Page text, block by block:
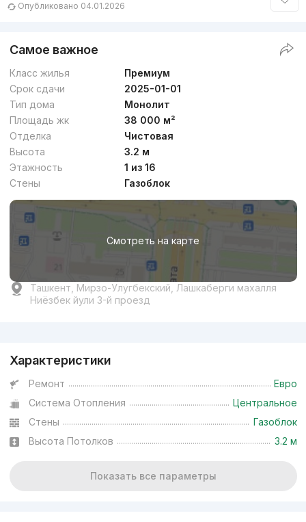
Опубликовано 04.01.2026
Самое важное
Класс жилья
Премиум
Срок сдачи
2025-01-01
Тип дома
Монолит
Площадь жк
38 000 м²
Отделка
Чистовая
Высота
3.2 м
Этажность
1 из 16
Стены
Газоблок
Смотреть на карте
Ташкент, Мирзо-Улугбекский, Лашкаберги махалля
Ниёзбек йули 3-й проезд
Характеристики
Ремонт
Евро
Система Отопления
Центральное
Стены
Газоблок
Высота Потолков
3.2 м
Показать все параметры